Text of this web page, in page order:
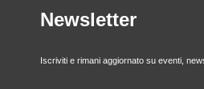
Newsletter
Iscriviti e rimani aggiornato su eventi,